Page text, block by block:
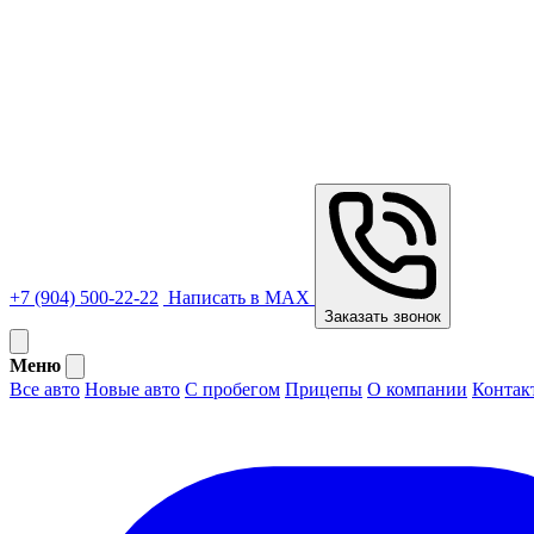
+7 (904) 500-22-22 Написать в MAX
Заказать звонок
Меню
Все авто Новые авто С пробегом Прицепы О компании